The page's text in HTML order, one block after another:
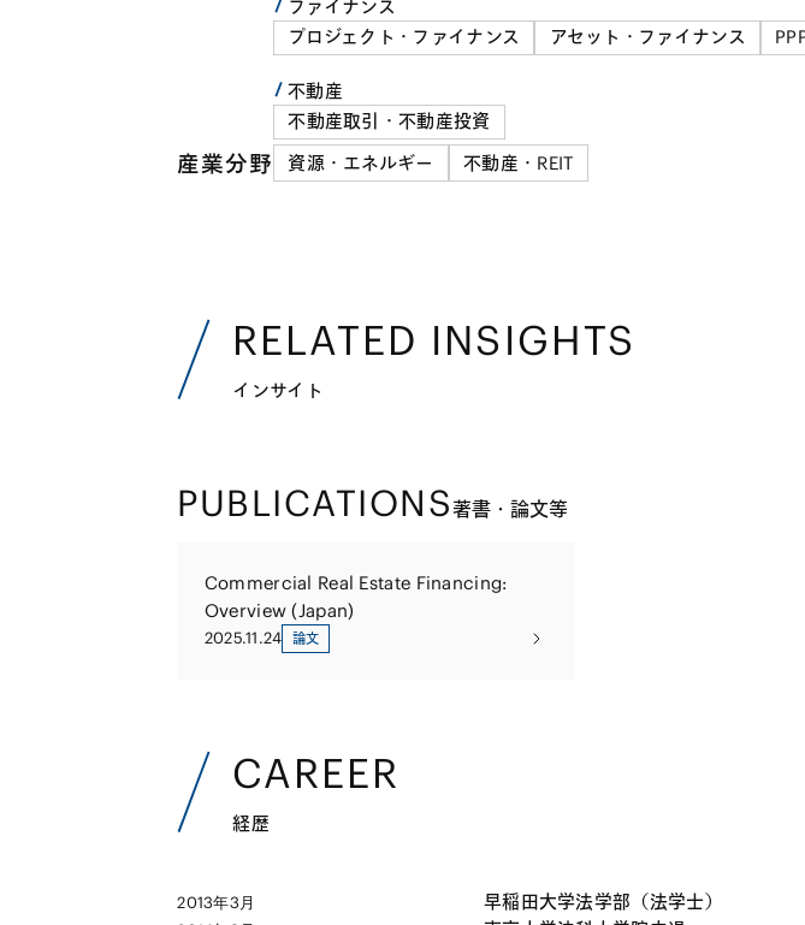
ファイナンス
プロジェクト・ファイナンス
アセット・ファイナンス
不動産
不動産取引・不動産投資
産業分野 資源・エネルギー 不動産・REIT
RELATED INSIGHTS
インサイト
PUBLICATIONS著書・論文等
Commercial Real Estate Financing:
Overview (Japan)
2025.11.24 論文
CAREER
経歴
2013年3月 早稲田大学法学部（法学士）